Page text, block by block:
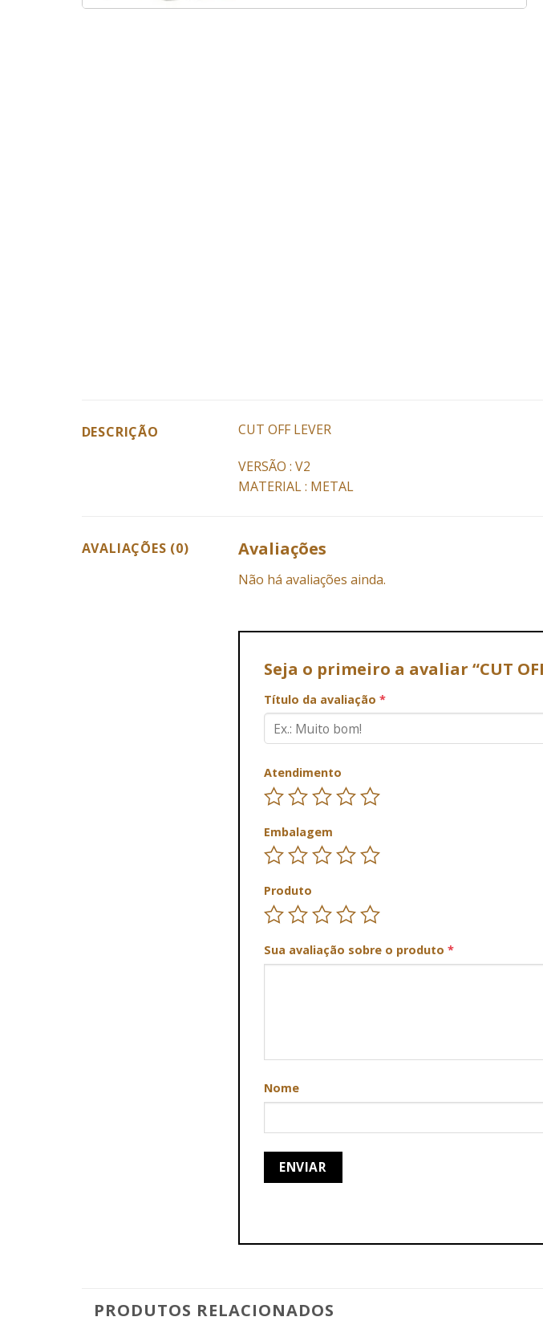
DESCRIÇÃO CUT OFF LEVER
VERSÃO : V2
MATERIAL : METAL
AVALIAÇÕES (0) Avaliações
Não há avaliações ainda.
Seja o primeiro a avaliar “CUT OFF
Título da avaliação *
Atendimento
Embalagem
Produto
Sua avaliação sobre o produto *
Nome
PRODUTOS RELACIONADOS